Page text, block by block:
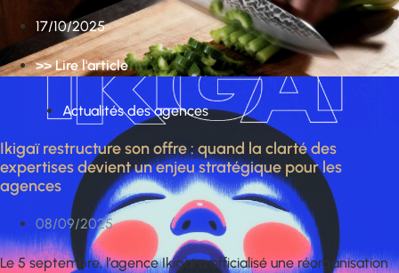
17/10/2025
>> Lire l'article
Actualités des agences
Ikigaï restructure son offre : quand la clarté des
expertises devient un enjeu stratégique pour les
agences
08/09/2025
Le 5 septembre, l’agence Ikigaï a officialisé une réorganisation